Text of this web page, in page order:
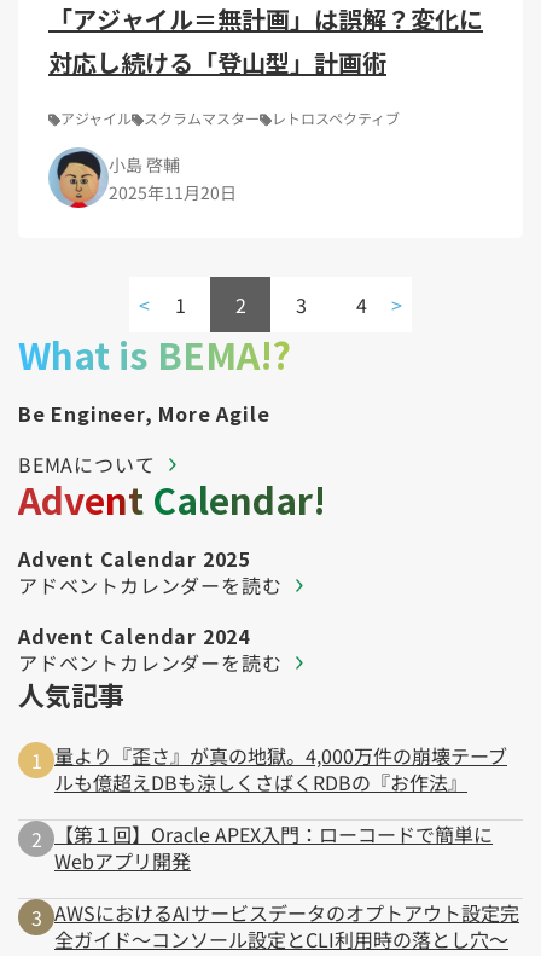
「アジャイル＝無計画」は誤解？変化に
対応し続ける「登山型」計画術
アジャイル スクラムマスター レトロスペクティブ
小島 啓輔
2025年11月20日
< 1 2 3 4 >
What is BEMA!?
Be Engineer, More Agile
BEMAについて
Advent Calendar!
Advent Calendar 2025
アドベントカレンダーを読む
Advent Calendar 2024
アドベントカレンダーを読む
人気記事
量より『歪さ』が真の地獄。4,000万件の崩壊テーブ
ルも億超えDBも涼しくさばくRDBの『お作法』
【第１回】Oracle APEX入門：ローコードで簡単に
Webアプリ開発
AWSにおけるAIサービスデータのオプトアウト設定完
全ガイド～コンソール設定とCLI利用時の落とし穴～